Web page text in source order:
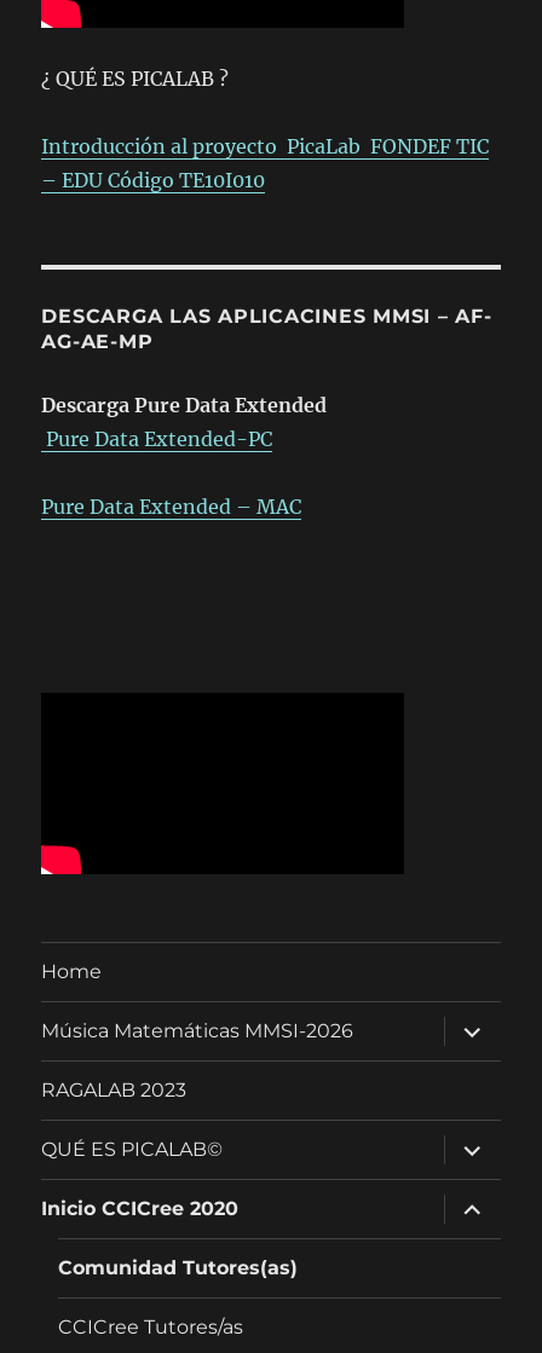
¿ QUÉ ES PICALAB ?
Introducción al proyecto PicaLab FONDEF TIC
– EDU Código TE10I010
DESCARGA LAS APLICACINES MMSI – AF-
AG-AE-MP
Descarga Pure Data Extended
Pure Data Extended-PC
Pure Data Extended – MAC
Home
Música Matemáticas MMSI-2026
expandir
menú
hijo
RAGALAB 2023
QUÉ ES PICALAB©
expandir
menú
hijo
Inicio CCICree 2020
expandir
menú
hijo
Comunidad Tutores(as)
CCICree Tutores/as